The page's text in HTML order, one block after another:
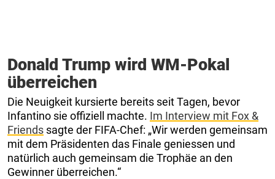
Donald Trump wird WM-Pokal
überreichen
Die Neuigkeit kursierte bereits seit Tagen, bevor
Infantino sie offiziell machte. Im Interview mit Fox &
Friends sagte der FIFA-Chef: „Wir werden gemeinsam
mit dem Präsidenten das Finale geniessen und
natürlich auch gemeinsam die Trophäe an den
Gewinner überreichen.“